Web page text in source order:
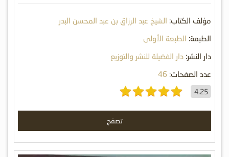
مؤلف الكتاب: الشيخ عبد الرزاق بن عبد المحسن البدر
الطبعة: الطبعة الأولى
دار النشر: دار الفضيلة للنشر والتوزيع
عدد الصفحات: 46
4.25
تصفح